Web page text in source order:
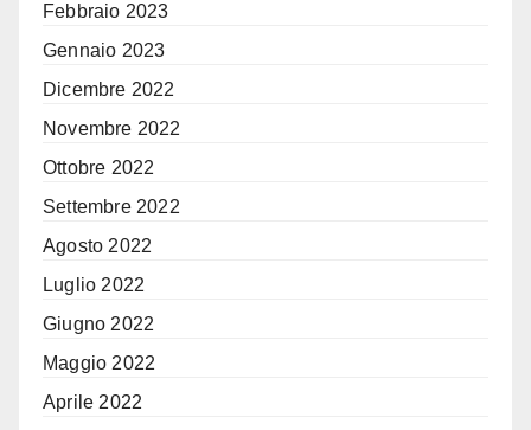
Febbraio 2023
Gennaio 2023
Dicembre 2022
Novembre 2022
Ottobre 2022
Settembre 2022
Agosto 2022
Luglio 2022
Giugno 2022
Maggio 2022
Aprile 2022